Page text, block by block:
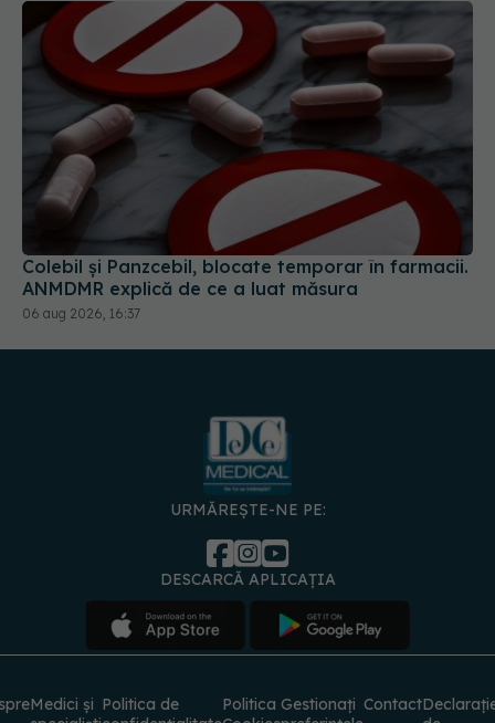
Colebil și Panzcebil, blocate temporar în farmacii.
ANMDMR explică de ce a luat măsura
06 aug 2026, 16:37
URMĂREȘTE-NE PE:
DESCARCĂ APLICAȚIA
Medici și Politica de
Politica Gestionați Contact